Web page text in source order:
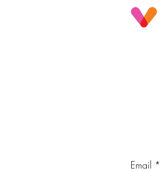
Email *